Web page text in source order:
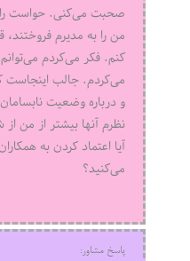
صحبت می‌کنی. حواست را
من را به مدیرم
کنم. فکر می‌کردم می‌توانم
می‌کردم. جالب اینجاست
و درباره وضعیت
نظرم آنها بیشتر از من
آیا اعتماد کردن به
می‌کنید؟
پاسخ مشاور: